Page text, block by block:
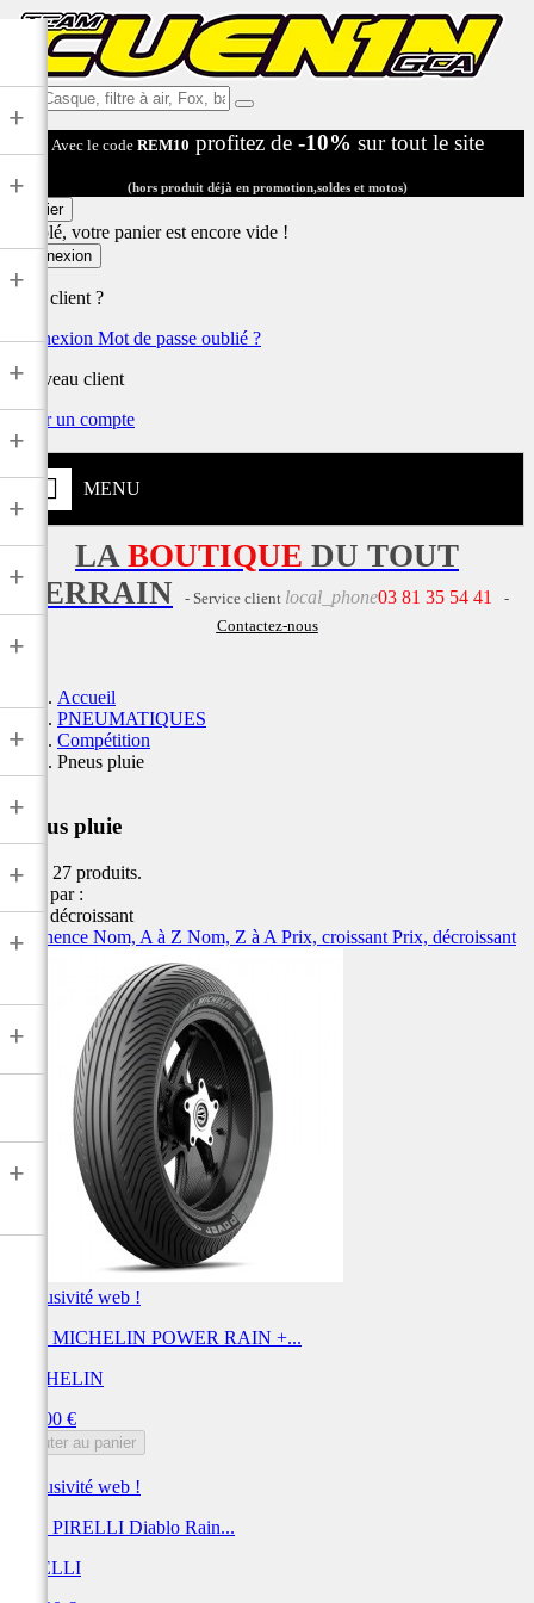
Ex:
Casque,
filtre
air,
Fox,
...
Avec le code REM10 profitez de -10% sur tout le site
(hors produit déjà en promotion,soldes et motos)
Panier
Désolé, votre panier est encore vide !
Connexion
Déjà client ?
Connexion Mot de passe oublié ?
Nouveau client
Créer un compte
MENU
+
+
+
+
+
+
+
+
+
+
+
+
+
+
LA BOUTIQUE DU TOUT
TERRAIN
- Service client local_phone03 81 35 54 41
-
Contactez-nous
Accueil
PNEUMATIQUES
Compétition
Pneus pluie
Pneus pluie
Il y a 27 produits.
Trier par :
Prix, décroissant
Pertinence Nom, A à Z Nom, Z à A Prix, croissant Prix, décroissant
Exclusivité web !
Pneu MICHELIN POWER RAIN +...
MICHELIN
618,00 €
Ajouter au panier
Exclusivité web !
Pneu PIRELLI Diablo Rain...
PIRELLI